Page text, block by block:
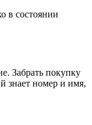
в состоянии
Забрать покупку
знает номер и имя,